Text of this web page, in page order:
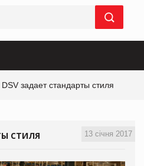
DSV задает стандарты стиля
13 січня 2017
СТИЛЯ